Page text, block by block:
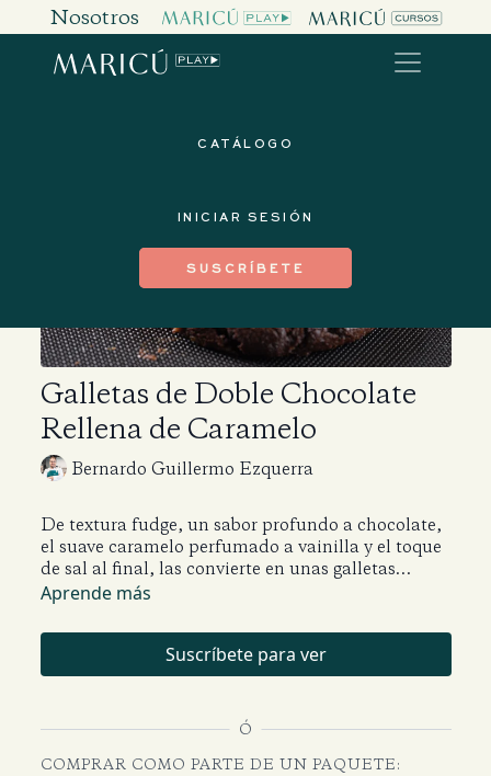
Nosotros
CATÁLOGO
INICIAR SESIÓN
SUSCRÍBETE
Galletas de Doble Chocolate
Rellena de Caramelo
Bernardo Guillermo Ezquerra
De textura fudge, un sabor profundo a chocolate,
el suave caramelo perfumado a vainilla y el toque
de sal al final, las convierte en unas galletas
extremadamente deliciosas.
Aprende más
Suscríbete para ver
Ó
COMPRAR COMO PARTE DE UN PAQUETE: